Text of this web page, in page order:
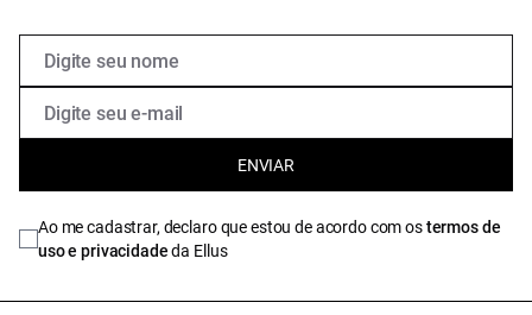
ENVIAR
Ao me cadastrar, declaro que estou de acordo com ostermos de
uso e privacidadeda Ellus